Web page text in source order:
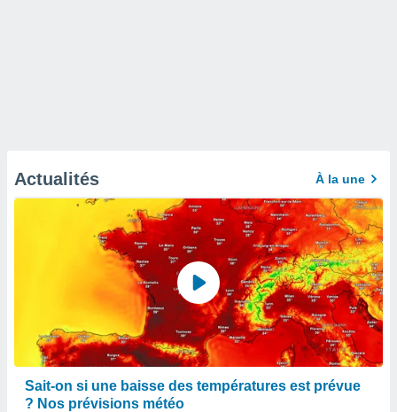
Actualités À la une
Sait-on si une baisse des températures est prévue
? Nos prévisions météo